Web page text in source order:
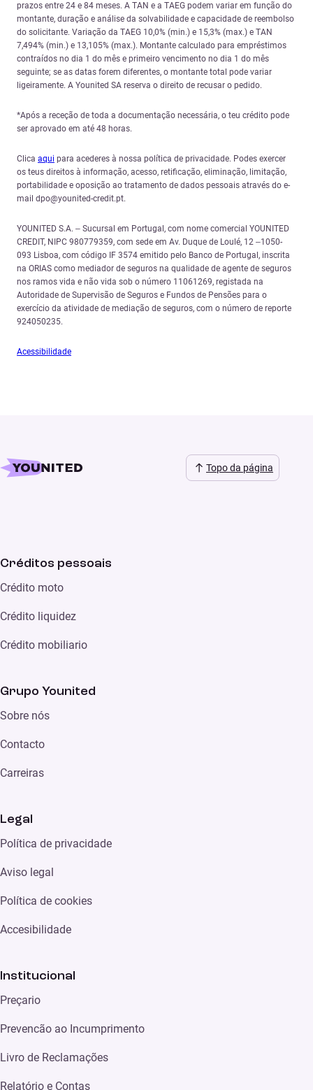
prazos entre 24 e 84 meses. A TAN e a TAEG podem variar em função do
montante, duração e análise da solvabilidade e capacidade de reembolso
do solicitante. Variação da TAEG 10,0% (min.) e 15,3% (max.) e TAN
7,494% (min.) e 13,105% (max.). Montante calculado para empréstimos
contraídos no dia 1 do mês e primeiro vencimento no dia 1 do mês
seguinte; se as datas forem diferentes, o montante total pode variar
ligeiramente. A Younited SA reserva o direito de recusar o pedido.
*Após a receção de toda a documentação necessária, o teu crédito pode
ser aprovado em até 48 horas.
Clica aqui para acederes à nossa política de privacidade. Podes exercer
os teus direitos à informação, acesso, retificação, eliminação, limitação,
portabilidade e oposição ao tratamento de dados pessoais através do e-
mail dpo@younited-credit.pt.
YOUNITED S.A. – Sucursal em Portugal, com nome comercial YOUNITED
CREDIT, NIPC 980779359, com sede em Av. Duque de Loulé, 12 –1050-
093 Lisboa, com código IF 3574 emitido pelo Banco de Portugal, inscrita
na ORIAS como mediador de seguros na qualidade de agente de seguros
nos ramos vida e não vida sob o número 11061269, registada na
Autoridade de Supervisão de Seguros e Fundos de Pensões para o
exercício da atividade de mediação de seguros, com o número de reporte
924050235.
Acessibilidade
Topo da página
Créditos pessoais
Crédito moto
Crédito liquidez
Crédito mobiliario
Grupo Younited
Sobre nós
Contacto
Carreiras
Legal
Política de privacidade
Aviso legal
Política de cookies
Accesibilidade
Institucional
Preçario
Prevencão ao Incumprimento
Livro de Reclamações
Relatório e Contas